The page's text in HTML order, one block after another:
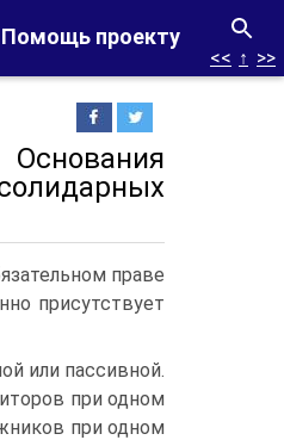
Помощь проекту
<< ↑ >>
праве
присутствует
или пассивной.
при одном
при одном